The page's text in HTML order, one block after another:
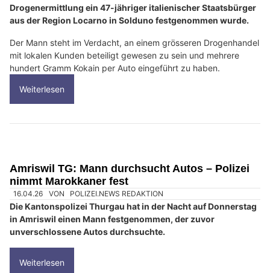
Drogenermittlung ein 47-jähriger italienischer Staatsbürger
aus der Region Locarno in Solduno festgenommen wurde.
Der Mann steht im Verdacht, an einem grösseren Drogenhandel
mit lokalen Kunden beteiligt gewesen zu sein und mehrere
hundert Gramm Kokain per Auto eingeführt zu haben.
Weiterlesen
Amriswil TG: Mann durchsucht Autos – Polizei
nimmt Marokkaner fest
16.04.26 VON POLIZEI.NEWS REDAKTION
Die Kantonspolizei Thurgau hat in der Nacht auf Donnerstag
in Amriswil einen Mann festgenommen, der zuvor
unverschlossene Autos durchsuchte.
Weiterlesen